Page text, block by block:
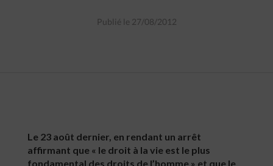
Publié le 27/08/2012
Le 23 août dernier, en rendant un arrêt
affirmant que « le droit à la vie est le plus
fondamental des droits de l’homme » et que le